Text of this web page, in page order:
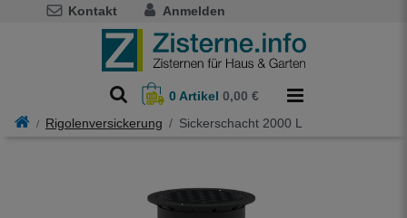
Kontakt Anmelden
0Artikel 0,00 €
Rigolenversickerung
Sickerschacht 2000 L